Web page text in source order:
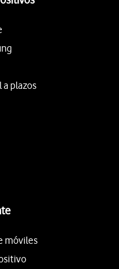
a plazos
móviles